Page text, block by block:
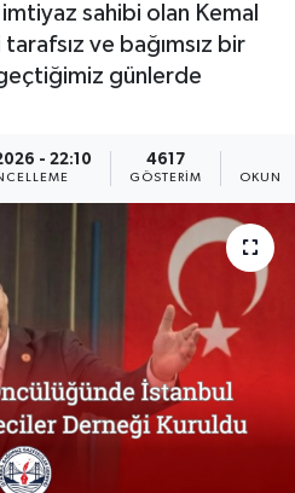
sahibi olan Kemal
ve bağımsız bir
günlerde
- 22:10 4617
GÖSTERIM